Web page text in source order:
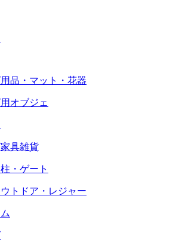
品・マット・花器
オブジェ
具雑貨
・ゲート
トドア・レジャー